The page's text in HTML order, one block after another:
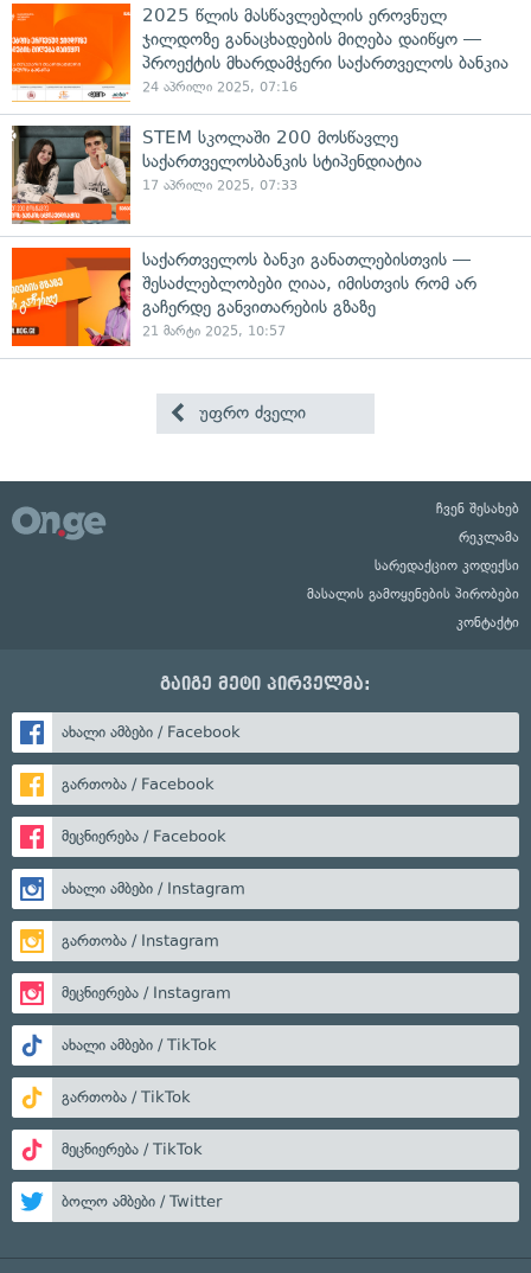
2025 წლის მასწავლებლის ეროვნულ
ჯილდოზე განაცხადების მიღება დაიწყო —
პროექტის მხარდამჭერი საქართველოს ბანკია
24 აპრილი 2025, 07:16
STEM სკოლაში 200 მოსწავლე
საქართველოსბანკის სტიპენდიატია
17 აპრილი 2025, 07:33
საქართველოს ბანკი განათლებისთვის —
შესაძლებლობები ღიაა, იმისთვის რომ არ
გაჩერდე განვითარების გზაზე
21 მარტი 2025, 10:57
უფრო ძველი
ჩვენ შესახებ
რეკლამა
სარედაქციო კოდექსი
მასალის გამოყენების პირობები
კონტაქტი
გაიგე მეტი პირველმა:
ახალი ამბები / Facebook
გართობა / Facebook
მეცნიერება / Facebook
ახალი ამბები / Instagram
გართობა / Instagram
მეცნიერება / Instagram
ახალი ამბები / TikTok
გართობა / TikTok
მეცნიერება / TikTok
ბოლო ამბები / Twitter